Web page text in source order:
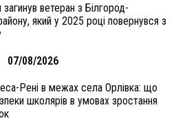
загинув ветеран з Білгород-
який у 2025 році повернувся з
07/08/2026
Рені в межах села Орлівка: що
школярів в умовах зростання